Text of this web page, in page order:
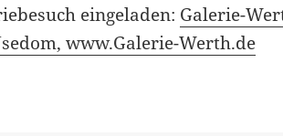
eingeladen: Galerie-
www.Galerie-Werth.de